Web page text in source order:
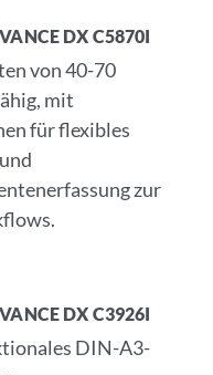
DX C5870I
von 40-70
mit
für flexibles
zur
DX C3926I
DIN-A3-